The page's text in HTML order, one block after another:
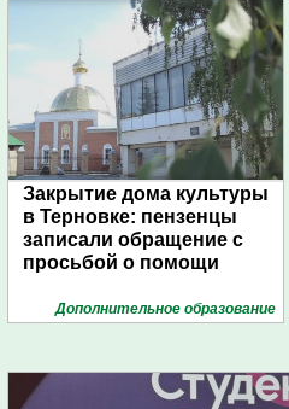
Закрытие дома культуры
в Терновке: пензенцы
записали обращение с
просьбой о помощи
Дополнительное образование